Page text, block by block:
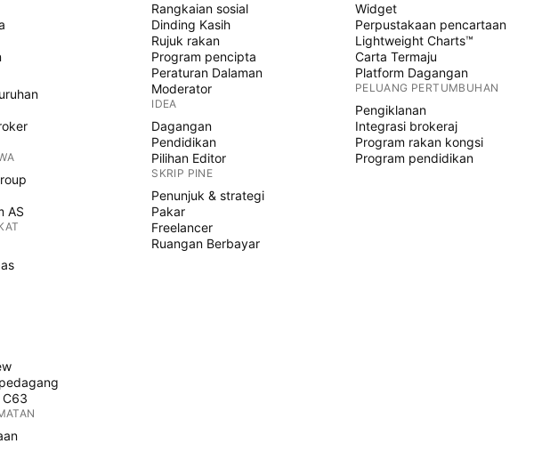
AS
C63
Rangkaian sosial
Dinding Kasih
Rujuk rakan
Program pencipta
Peraturan Dalaman
Moderator
IDEA
Dagangan
Pendidikan
Pilihan Editor
SKRIP PINE
Penunjuk & strategi
Pakar
Freelancer
Ruangan Berbayar
Widget
Perpustakaan pencartaan
Lightweight Charts™
Carta Termaju
Platform Dagangan
PELUANG PERTUMBUHAN
Pengiklanan
Integrasi brokeraj
Program rakan kongsi
Program pendidikan